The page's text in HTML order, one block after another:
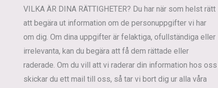
VILKA ÄR DINA RÄTTIGHETER? Du har när som helst rätt
att begära ut information om de personuppgifter vi har
om dig. Om dina uppgifter är felaktiga, ofullständiga eller
irrelevanta, kan du begära att få dem rättade eller
raderade. Om du vill att vi raderar din information hos oss
skickar du ett mail till oss, så tar vi bort dig ur alla våra